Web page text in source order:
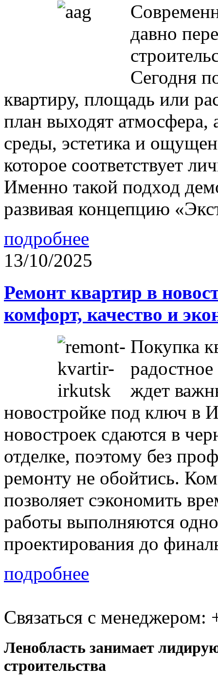
давно
Сегодня
квартиру, площадь или
план выходят атмосфера,
среды, эстетика и
которое соответствует
Именно такой подход
развивая концепцию
подробнее
13/10/2025
Ремонт квартир в
комфорт, качество и
Покупка
ждет
новостройке под ключ в
новостроек сдаются в
отделке, поэтому без
ремонту не обойтись.
позволяет сэкономить
работы выполняются
проектирования до
подробнее
Связаться с менеджером:
Ленобласть занимает
строительства